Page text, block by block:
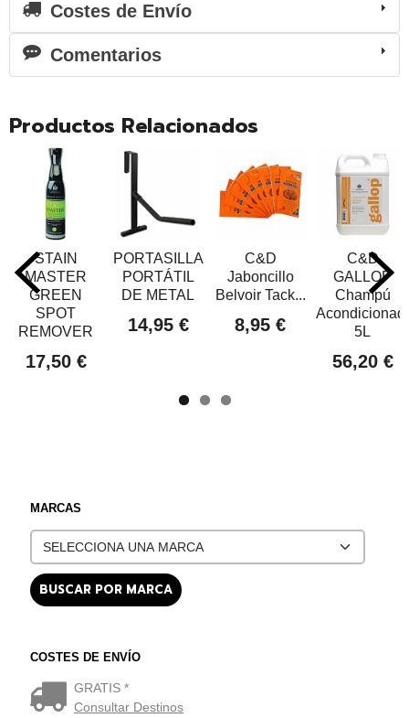
MARCAS
COSTES DE ENVÍO
GRATIS *
Consultar Destinos
Costes de Envío
Comentarios
Productos Relacionados
STAIN
MASTER
GREEN
SPOT
REMOVER
17,50 €
PORTASILLA
PORTÁTIL
DE METAL
14,95 €
C&D
Jaboncillo
Belvoir Tack...
8,95 €
C&D
GALLOP
Champú
5L
56,20 €